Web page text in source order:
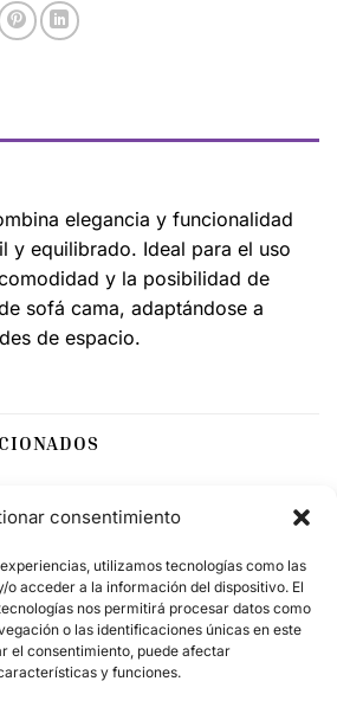
consentimiento
utilizamos tecnologías como las
acceder a la información del dispositivo. El
nos permitirá procesar datos como
o las identificaciones únicas en este
el consentimiento, puede afectar
y funciones.
elegancia y funcionalidad
y equilibrado. Ideal para el uso
y la posibilidad de
sofá cama, adaptándose a
de espacio.